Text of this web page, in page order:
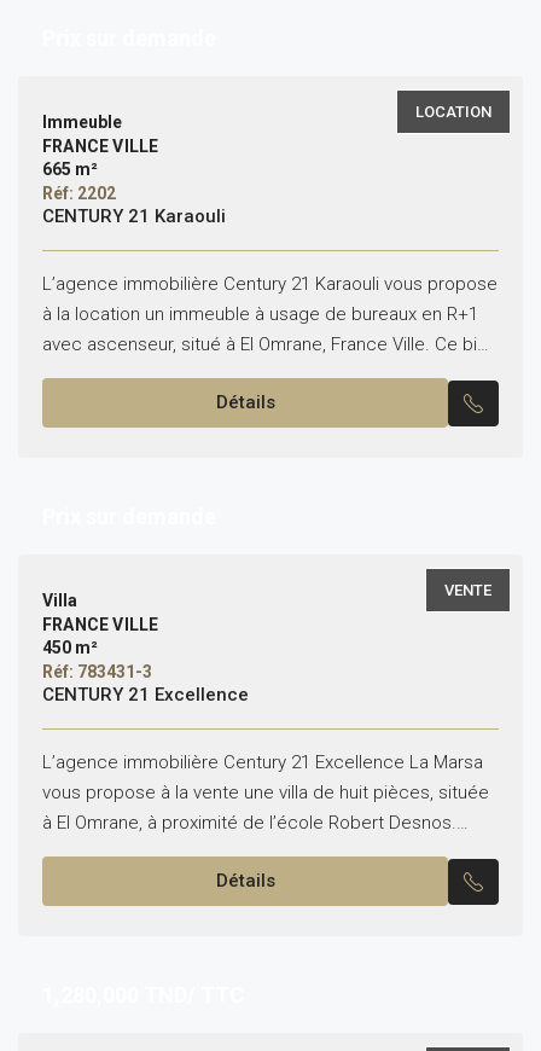
LOCATION
Immeuble
FRANCE VILLE
665 m²
Réf: 2202
CENTURY 21 Karaouli
L’agence immobilière Century 21 Karaouli vous propose
à la location un immeuble à usage de bureaux en R+1
avec ascenseur, situé à El Omrane, France Ville. Ce bien
se compose comme suit...
Détails
VENTE
Villa
FRANCE VILLE
450 m²
Réf: 783431-3
CENTURY 21 Excellence
L’agence immobilière Century 21 Excellence La Marsa
vous propose à la vente une villa de huit pièces, située
à El Omrane, à proximité de l’école Robert Desnos.
*Typologie : 8 pièces Composition...
Détails